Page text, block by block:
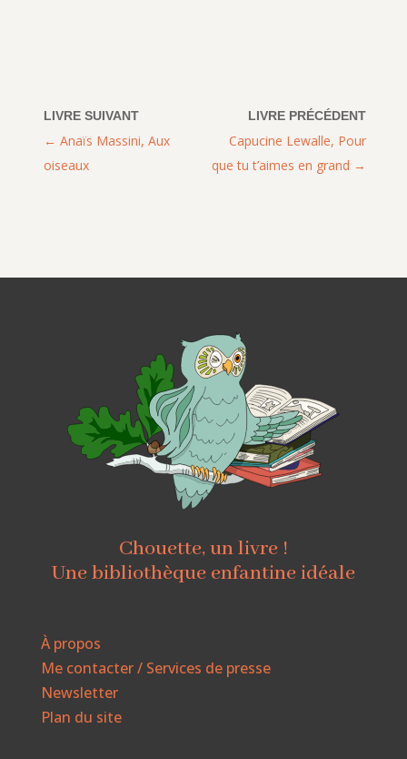
Capucine Lewalle, Pour
que tu t’aimes en grand
Anaïs Massini, Aux
oiseaux
Chouette, un livre !
Une bibliothèque enfantine idéale
À propos
Me contacter / Services de presse
Newsletter
Plan du site